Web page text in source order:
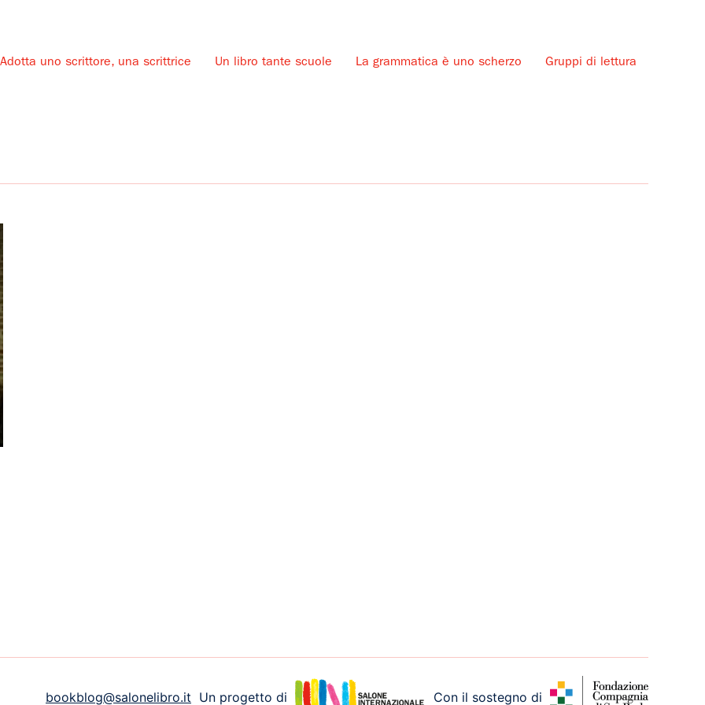
Adotta uno scrittore, una scrittrice Un libro tante scuole La grammatica è uno scherzo Gruppi di lettura
bookblog@salonelibro.it Un progetto di Con il sostegno di